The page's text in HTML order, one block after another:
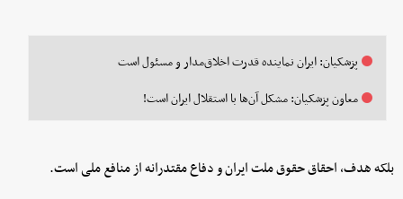
پزشکیان: ایران نماینده قدرت اخلاق‌مدار و مسئول است
معاون پزشکیان: مشکل آن‌ها با استقلال ایران است!
بلکه هدف، احقاق حقوق ملت ایران و دفاع مقتدرانه از منافع ملی است.